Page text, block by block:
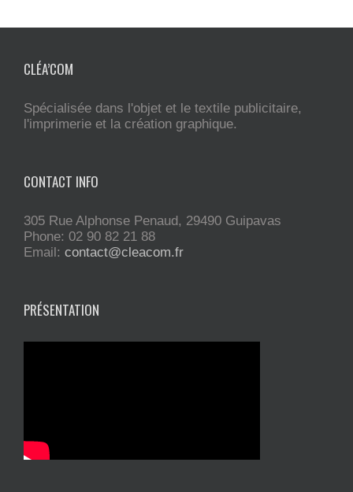
CLÉA’COM
Spécialisée dans l'objet et le textile publicitaire,
l'imprimerie et la création graphique.
CONTACT INFO
305 Rue Alphonse Penaud, 29490 Guipavas
Phone: 02 90 82 21 88
Email: contact@cleacom.fr
PRÉSENTATION